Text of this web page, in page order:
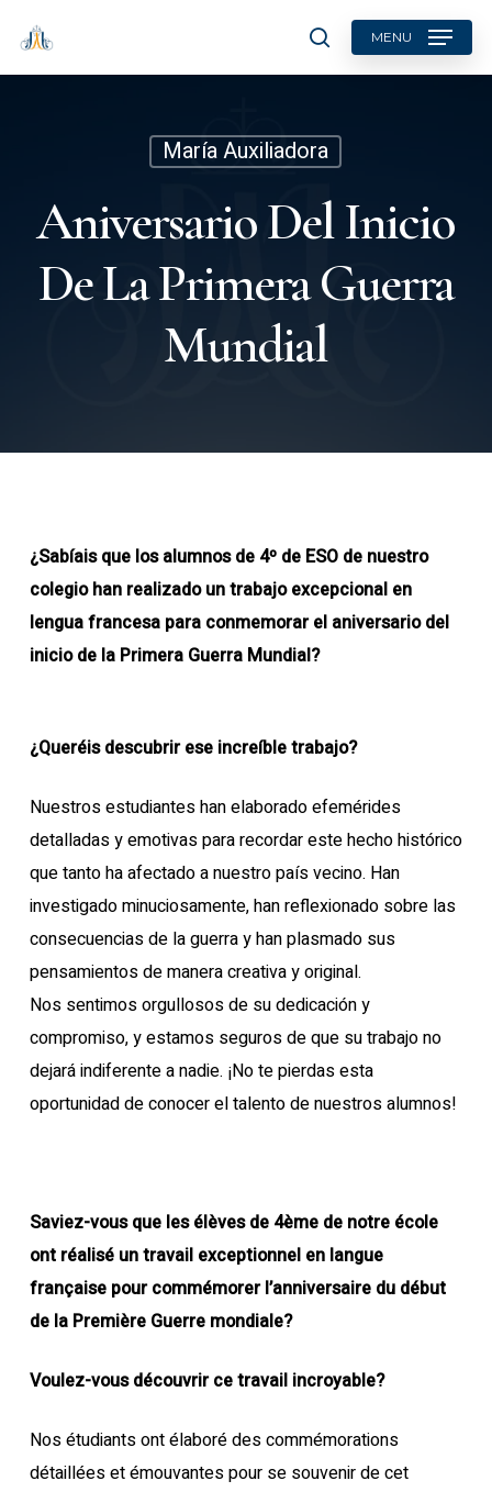
main
searchMENU
María Auxiliadora
Aniversario Del Inicio
De La Primera Guerra
Mundial
¿Sabíais que los alumnos de 4º de ESO de nuestro
colegio han realizado un trabajo excepcional en
lengua francesa para conmemorar el aniversario del
inicio de la Primera Guerra Mundial?
¿Queréis descubrir ese increíble trabajo?
Nuestros estudiantes han elaborado efemérides
detalladas y emotivas para recordar este hecho histórico
que tanto ha afectado a nuestro país vecino. Han
investigado minuciosamente, han reflexionado sobre las
consecuencias de la guerra y han plasmado sus
pensamientos de manera creativa y original.
Nos sentimos orgullosos de su dedicación y
compromiso, y estamos seguros de que su trabajo no
dejará indiferente a nadie. ¡No te pierdas esta
oportunidad de conocer el talento de nuestros alumnos!
Saviez-vous que les élèves de 4ème de notre école
ont réalisé un travail exceptionnel en langue
française pour commémorer l’anniversaire du début
de la Première Guerre mondiale?
Voulez-vous découvrir ce travail incroyable?
Nos étudiants ont élaboré des commémorations
détaillées et émouvantes pour se souvenir de cet